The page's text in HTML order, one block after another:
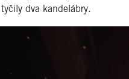
dva kandelábry.